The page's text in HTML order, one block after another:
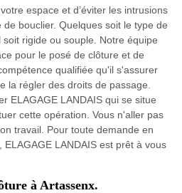
espace et d’éviter les intrusions
de bouclier. Quelques soit le type de
soit rigide ou souple. Notre équipe
pour le posé de clôture et de
qualifiée qu'il s'assurer
la régler des droits de passage.
ELAGAGE LANDAIS qui se situe
cette opération. Vous n'aller pas
travail. Pour toute demande en
LANDAIS est prêt à vous
à Artassenx.